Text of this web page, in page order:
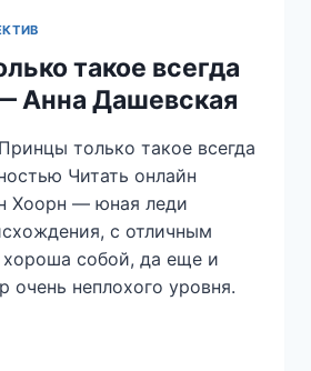
такое всегда
Анна Дашевская
только такое всегда
Читать онлайн
Хоорн — юная леди
с отличным
хороша собой, да еще и
очень неплохого уровня.